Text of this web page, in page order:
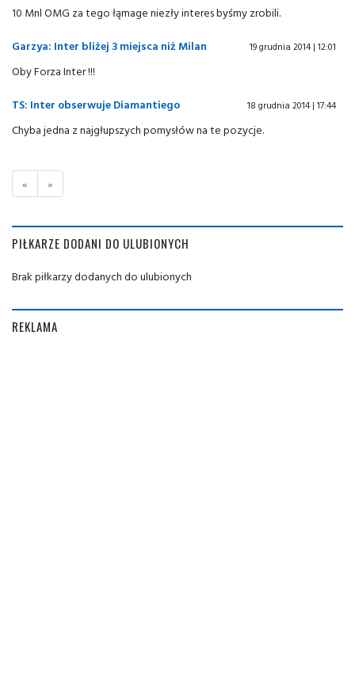
10 Mnl OMG za tego łąmage niezły interes byśmy zrobili.
Garzya: Inter bliżej 3 miejsca niż Milan
19 grudnia 2014 | 12:01
Oby Forza Inter !!!
TS: Inter obserwuje Diamantiego
18 grudnia 2014 | 17:44
Chyba jedna z najgłupszych pomysłów na te pozycje.
« »
PIŁKARZE DODANI DO ULUBIONYCH
Brak piłkarzy dodanych do ulubionych
REKLAMA